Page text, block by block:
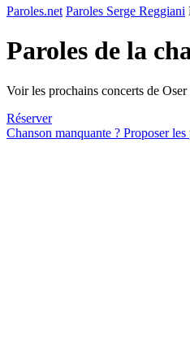
Paroles.net Paroles Serge Reggiani
Paroles de la
Voir les prochains concerts de
Réserver
Chanson manquante ? Proposer les